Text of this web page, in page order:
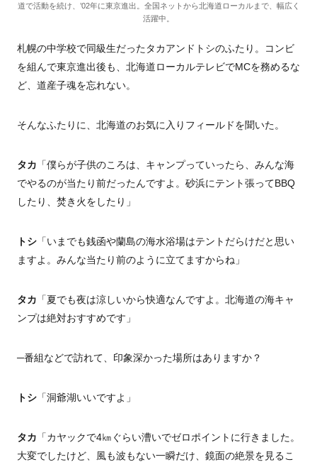
道で活動を続け、’02年に東京進出。全国ネットから北海道ローカルまで、幅広く
活躍中。
札幌の中学校で同級生だったタカアンドトシのふたり。コンビ
を組んで東京進出後も、北海道ローカルテレビでMCを務めるな
ど、道産子魂を忘れない。
そんなふたりに、北海道のお気に入りフィールドを聞いた。
タカ 「僕らが子供のころは、キャンプっていったら、みんな海
でやるのが当たり前だったんですよ。砂浜にテント張ってBBQ
したり、焚き火をしたり」
トシ 「いまでも銭函や蘭島の海水浴場はテントだらけだと思い
ますよ。みんな当たり前のように立てますからね」
タカ 「夏でも夜は涼しいから快適なんですよ。北海道の海キャ
ンプは絶対おすすめです」
─番組などで訪れて、印象深かった場所はありますか？
トシ 「洞爺湖いいですよ」
タカ 「カヤックで4㎞ぐらい漕いでゼロポイントに行きました。
大変でしたけど、風も波もない一瞬だけ、鏡面の絶景を見るこ